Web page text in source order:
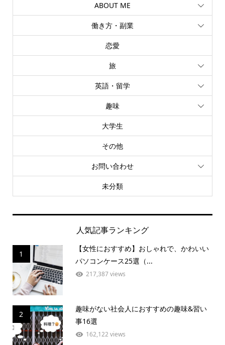
ABOUT ME
働き方・副業
恋愛
旅
英語・留学
趣味
大学生
その他
お問い合わせ
未分類
人気記事ランキング
1
【女性におすすめ】おしゃれで、かわいい
パソコンケース25選（...
217,387 views
2
趣味がない社会人におすすめの趣味&習い
事16選
162,122 views